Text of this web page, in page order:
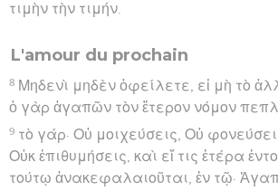
τιμὴν τὴν τιμήν.
L'amour du prochain
8 Μηδενὶ μηδὲν ὀφείλετε, εἰ μὴ τὸ
ὁ γὰρ ἀγαπῶν τὸν ἕτερον νόμον
9 τὸ γάρ· Οὐ μοιχεύσεις, Οὐ
Οὐκ ἐπιθυμήσεις, καὶ εἴ τις ἑτέρα
τούτῳ ἀνακεφαλαιοῦται, ἐν τῷ·